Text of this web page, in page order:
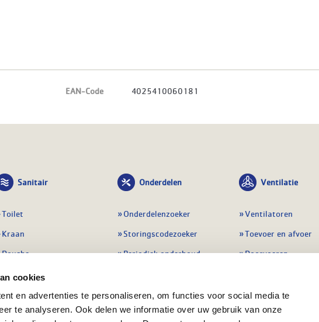
cookies
en advertenties te personaliseren, om functies voor social media te
te analyseren. Ook delen we informatie over uw gebruik van onze
EAN-Code 4025410060181
Sanitair
Toilet
Kraan
Douche
Wastafel
Badmeubel
Afvoeren
Onderdelen
Onderdelenzoeker
Storingscodezoeker
Periodiek onderhoud
Regelapparatuur
Preventie & detectie
Ventilatie
Ventilatoren
Toevoer en afvoer
Doorvoeren
Service & onderhoud
Regelingen